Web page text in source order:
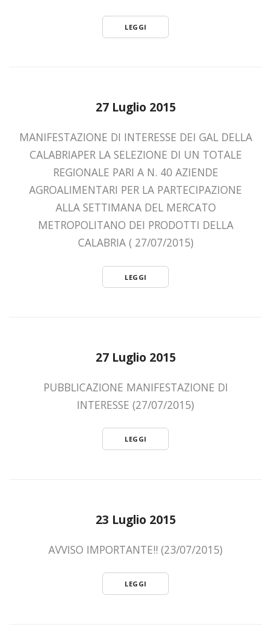
LEGGI
27 Luglio 2015
MANIFESTAZIONE DI INTERESSE DEI GAL DELLA
CALABRIAPER LA SELEZIONE DI UN TOTALE
REGIONALE PARI A N. 40 AZIENDE
AGROALIMENTARI PER LA PARTECIPAZIONE
ALLA SETTIMANA DEL MERCATO
METROPOLITANO DEI PRODOTTI DELLA
CALABRIA ( 27/07/2015)
LEGGI
27 Luglio 2015
PUBBLICAZIONE MANIFESTAZIONE DI
INTERESSE (27/07/2015)
LEGGI
23 Luglio 2015
AVVISO IMPORTANTE!! (23/07/2015)
LEGGI